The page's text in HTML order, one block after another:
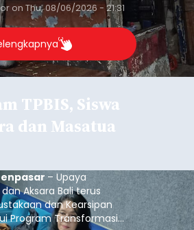
on Thu, 08/06/2026 - 21:31
TPBIS, Siswa
dan Masatua
– Upaya
Aksara Bali terus
dan Kearsipan
Program Transformasi